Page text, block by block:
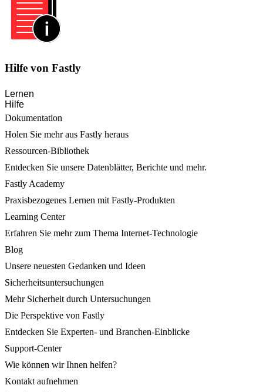
Hilfe von Fastly
Lernen
Hilfe
Dokumentation
Holen Sie mehr aus Fastly heraus
Ressourcen-Bibliothek
Entdecken Sie unsere Datenblätter, Berichte und mehr.
Fastly Academy
Praxisbezogenes Lernen mit Fastly-Produkten
Learning Center
Erfahren Sie mehr zum Thema Internet-Technologie
Blog
Unsere neuesten Gedanken und Ideen
Sicherheitsuntersuchungen
Mehr Sicherheit durch Untersuchungen
Die Perspektive von Fastly
Entdecken Sie Experten- und Branchen-Einblicke
Support-Center
Wie können wir Ihnen helfen?
Kontakt aufnehmen